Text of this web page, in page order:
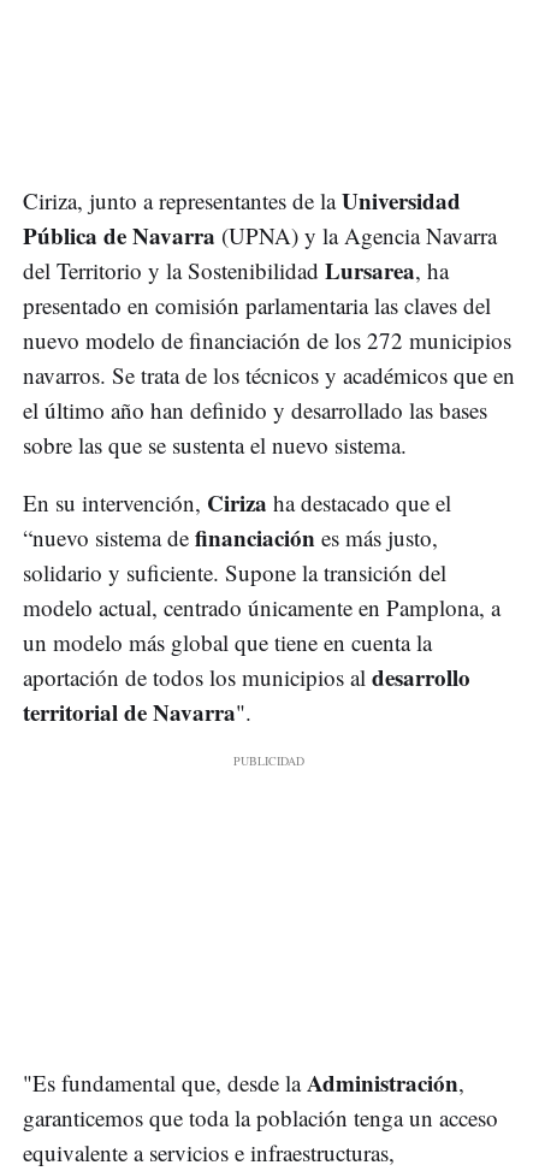
Ciriza, junto a representantes de laUniversidad
Pública de Navarra (UPNA) y la Agencia Navarra
del Territorio y la Sostenibilidad Lursarea, ha
presentado en comisión parlamentaria las claves del
nuevo modelo de financiación de los 272 municipios
navarros. Se trata de los técnicos y académicos que en
el último año han definido y desarrollado las bases
sobre las que se sustenta el nuevo sistema.
En su intervención, Ciriza ha destacado que el
“nuevo sistema de financiación es más justo,
solidario y suficiente. Supone la transición del
modelo actual, centrado únicamente en Pamplona, a
un modelo más global que tiene en cuenta la
aportación de todos los municipios al desarrollo
territorial de Navarra".
"Es fundamental que, desde laAdministración,
garanticemos que toda la población tenga un acceso
equivalente a servicios e infraestructuras,